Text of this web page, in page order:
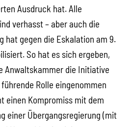
Ausdruck hat. Alle
verhasst – aber auch die
hat gegen die Eskalation am 9.
So hat es sich ergeben,
Anwaltskammer die Initiative
Rolle eingenommen
einen Kompromiss mit dem
einer Übergangsregierung (mit